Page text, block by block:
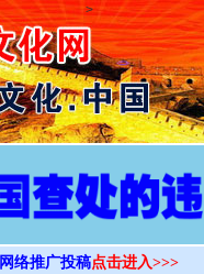
>
网络推广投稿点击进入>>>